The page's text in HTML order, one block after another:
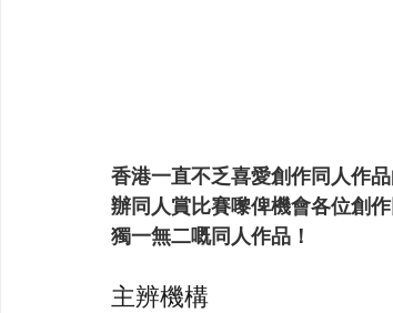
香港一直不乏喜愛創作同人作
辦同人賞比賽嚟俾機會各位創
獨一無二嘅同人作品！
主辨機構